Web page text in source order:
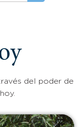
del poder de